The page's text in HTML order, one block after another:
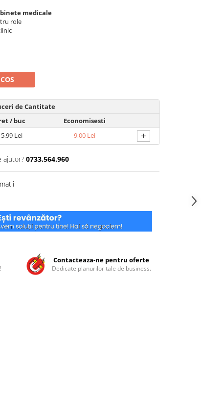
medicale
role
de Cantitate
/ buc
Economisesti
Lei 9,00 Lei +
ajutor? 0733.564.960
Contacteaza-ne pentru oferte
Dedicate planurilor tale de business.